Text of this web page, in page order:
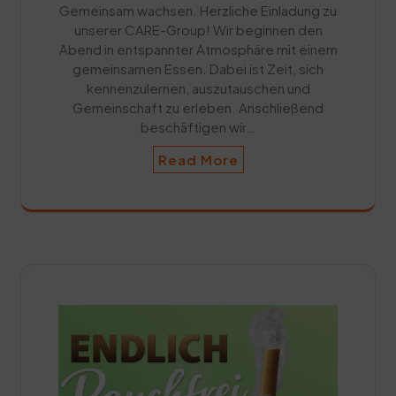
Gemeinsam wachsen. Herzliche Einladung zu
unserer CARE-Group! Wir beginnen den
Abend in entspannter Atmosphäre mit einem
gemeinsamen Essen. Dabei ist Zeit, sich
kennenzulernen, auszutauschen und
Gemeinschaft zu erleben. Anschließend
beschäftigen wir…
Read More